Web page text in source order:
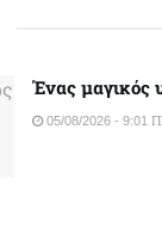
Ένας μαγικός
05/08/2026 - 9:01